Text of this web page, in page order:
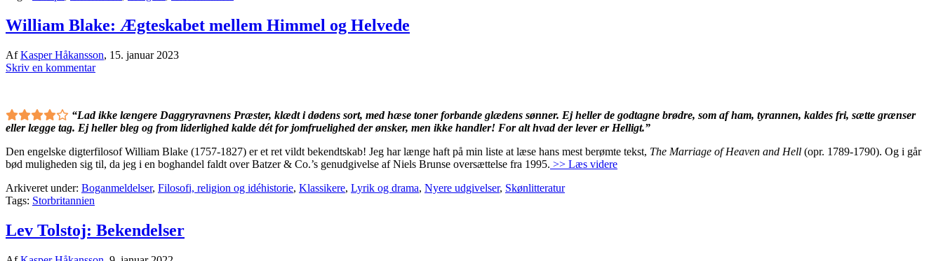
William Blake: Ægteskabet mellem Himmel og Helvede
AfKasper Håkansson, 15. januar 2023
Skriv en kommentar
“Lad ikke længere Daggryravnens Præster, klædt i dødens sort, med hæse toner forbande glædens sønner. Ej heller de godtagne brødre, som af ham, tyrannen, kaldes fri, sætte grænser
eller lægge tag. Ej heller bleg og from liderlighed kalde dét for jomfruelighed der ønsker, men ikke handler! For alt hvad der lever er Helligt.”
Den engelske digterfilosof William Blake (1757-1827) er et ret vildt bekendtskab! Jeg har længe haft på min liste at læse hans mest berømte tekst, The Marriage of Heaven and Hell (opr. 1789-1790). Og i går
bød muligheden sig til, da jeg i en boghandel faldt over Batzer & Co.’s genudgivelse af Niels Brunse oversættelse fra 1995. >> Læs videre
Arkiveret under: Boganmeldelser, Filosofi, religion og idéhistorie, Klassikere, Lyrik og drama, Nyere udgivelser, Skønlitteratur
Tags: Storbritannien
Lev Tolstoj: Bekendelser